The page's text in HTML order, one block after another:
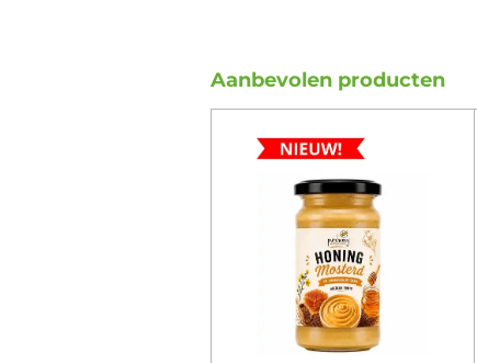
Aanbevolen producten